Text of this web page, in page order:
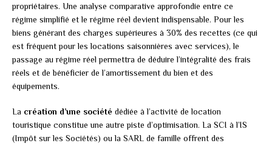
propriétaires. Une analyse comparative approfondie entre ce
régime simplifié et le régime réel devient indispensable. Pour les
biens générant des charges supérieures à 30% des recettes (ce qui
est fréquent pour les locations saisonnières avec services), le
passage au régime réel permettra de déduire l’intégralité des frais
réels et de bénéficier de l’amortissement du bien et des
équipements.
La création d’une société dédiée à l’activité de location
touristique constitue une autre piste d’optimisation. La SCI à l’IS
(Impôt sur les Sociétés) ou la SARL de famille offrent des